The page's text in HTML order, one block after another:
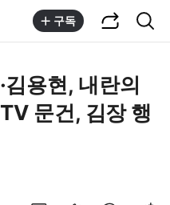
구독
용현, 내란의
문건, 김장 행